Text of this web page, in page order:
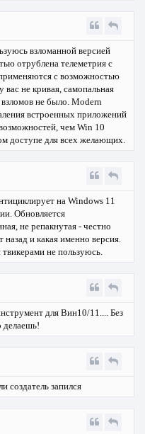
взломанной версией
отрублена телеметрия с
с возможностью
вас не кривая, самопальная
не было. Modern
встроенных приложений
чем Win 10
доступе для всех желающих.
на Windows 11
Обновляется
не репакнутая - честно
и какая именно версия.
не пользуюсь.
для Вин10/11.... Без
делаешь!
создатель запился